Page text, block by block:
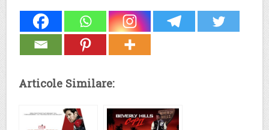
Articole Similare: